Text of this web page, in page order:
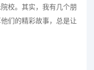
校。其实，我有几个朋
们的精彩故事，总是让